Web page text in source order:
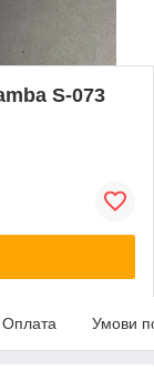
S-073
Оплата Умови